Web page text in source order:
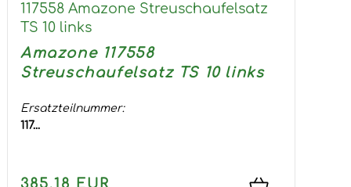
117558 Amazone Streuschaufelsatz
TS 10 links
Amazone 117558
Streuschaufelsatz TS 10 links
Ersatzteilnummer:
117...